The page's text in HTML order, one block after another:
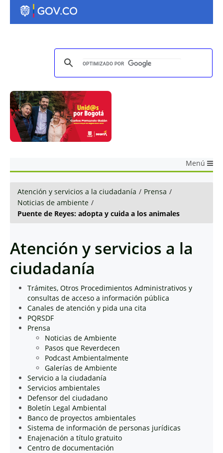
Menú
Atención y servicios a la ciudadanía / Prensa /
Noticias de ambiente /
Puente de Reyes: adopta y cuida a los animales
Atención y servicios a la
ciudadanía
Trámites, Otros Procedimientos Administrativos y
consultas de acceso a información pública
Canales de atención y pida una cita
PQRSDF
Prensa
Noticias de Ambiente
Pasos que Reverdecen
Podcast Ambientalmente
Galerías de Ambiente
Servicio a la ciudadanía
Servicios ambientales
Defensor del ciudadano
Boletín Legal Ambiental
Banco de proyectos ambientales
Sistema de información de personas jurídicas
Enajenación a título gratuito
Centro de documentación